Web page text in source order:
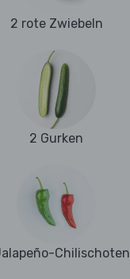
2 rote Zwiebeln
2 Gurken
Chilischoten